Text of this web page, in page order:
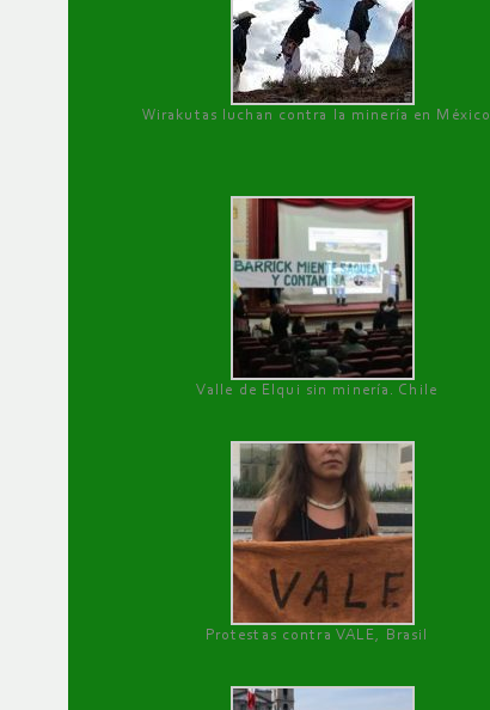
Wirakutas luchan contra la minería en México
Valle de Elqui sin minería. Chile
Protestas contra VALE, Brasil